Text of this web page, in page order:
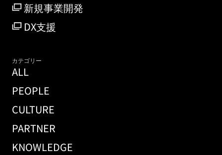
新規事業開発
DX支援
カテゴリー
ALL
PEOPLE
CULTURE
PARTNER
KNOWLEDGE